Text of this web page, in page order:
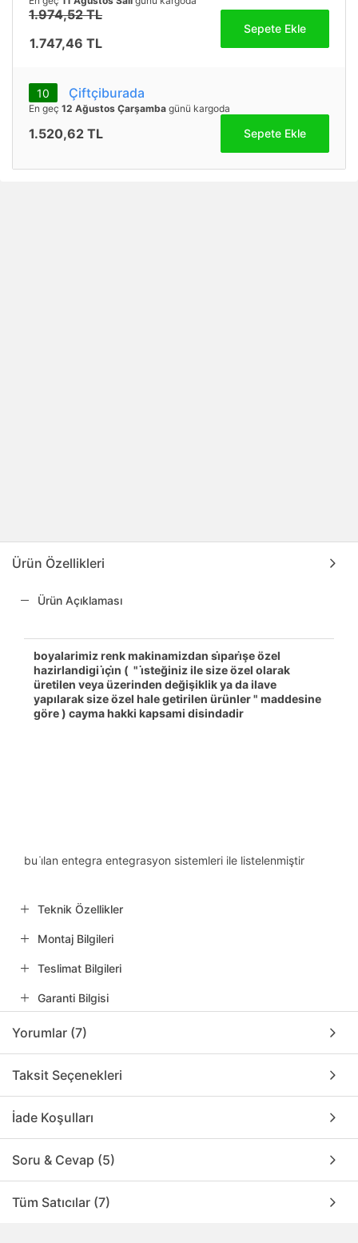
1.974,52 TL
1.747,46 TL
Sepete Ekle
10 Çiftçiburada
En geç 12 Ağustos Çarşamba günü kargoda
1.520,62 TL Sepete Ekle
Ürün Özellikleri
Ürün Açıklaması
boyalarimiz renk makinamizdan si̇pari̇şe özel
hazirlandigi i̇çi̇n ( " i̇steğiniz ile size özel olarak
üretilen veya üzerinden değişiklik ya da ilave
yapılarak size özel hale getirilen ürünler " maddesine
göre ) cayma hakki kapsami disindadir
bu i̇lan entegra entegrasyon sistemleri ile listelenmiştir
Teknik Özellikler
Montaj Bilgileri
Teslimat Bilgileri
Garanti Bilgisi
Yorumlar (7)
Taksit Seçenekleri
İade Koşulları
Soru & Cevap (5)
Tüm Satıcılar (7)